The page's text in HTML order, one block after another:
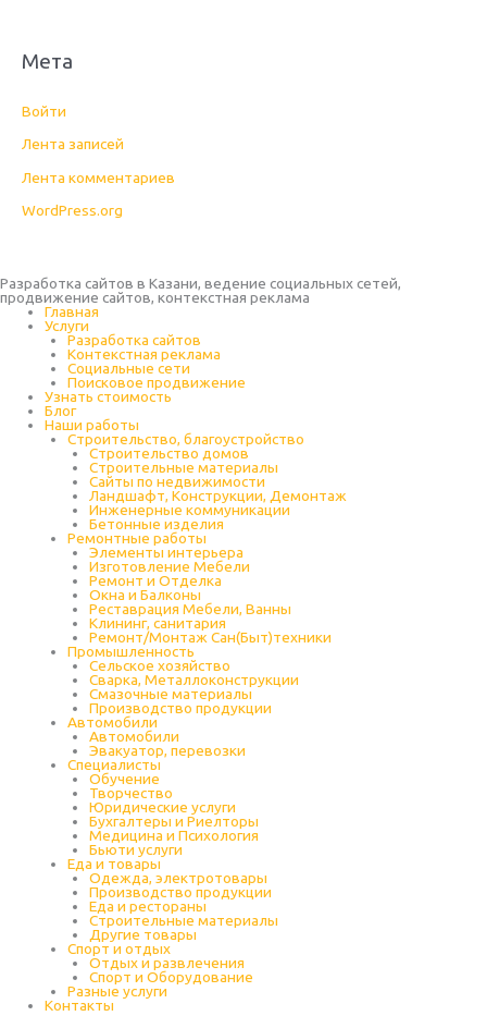
Мета
Войти
Лента записей
Лента комментариев
WordPress.org
Разработка сайтов в Казани, ведение социальных сетей,
продвижение сайтов, контекстная реклама
Главная
Услуги
Разработка сайтов
Контекстная реклама
Социальные сети
Поисковое продвижение
Узнать стоимость
Блог
Наши работы
Строительство, благоустройство
Строительство домов
Строительные материалы
Сайты по недвижимости
Ландшафт, Конструкции, Демонтаж
Инженерные коммуникации
Бетонные изделия
Ремонтные работы
Элементы интерьера
Изготовление Мебели
Ремонт и Отделка
Окна и Балконы
Реставрация Мебели, Ванны
Клининг, санитария
Ремонт/Монтаж Сан(Быт)техники
Промышленность
Cельское хозяйство
Сварка, Металлоконструкции
Cмазочные материалы
Производство продукции
Автомобили
Автомобили
Эвакуатор, перевозки
Специалисты
Обучение
Творчество
Юридические услуги
Бухгалтеры и Риелторы
Медицина и Психология
Бьюти услуги
Еда и товары
Одежда, электротовары
Производство продукции
Еда и рестораны
Строительные материалы
Другие товары
Спорт и отдых
Отдых и развлечения
Спорт и Оборудование
Разные услуги
Контакты